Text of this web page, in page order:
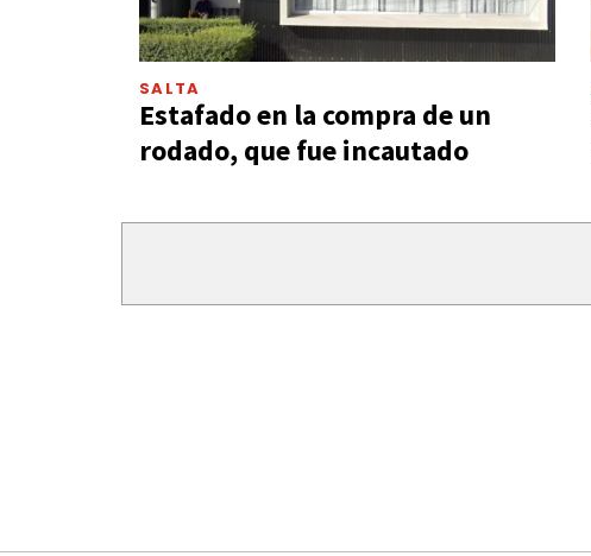
SALTA
Estafado en la compra de un
rodado, que fue incautado